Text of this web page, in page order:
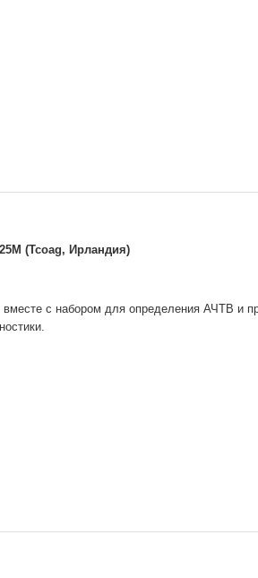
(Tcoag, Ирландия)
с набором для определения АЧТВ и